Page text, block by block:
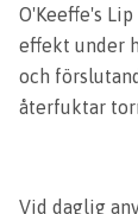
O'Keeffe's
effekt under
och
återfuktar
Vid daglig